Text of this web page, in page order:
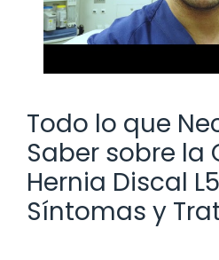
Todo lo que
Saber sobre la
Hernia Discal
Síntomas y